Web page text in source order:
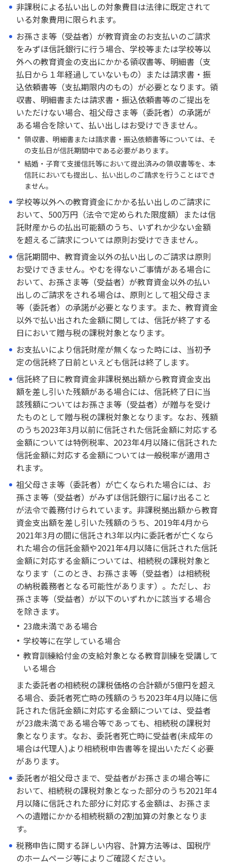
非課税による払い出しの対象費目は法律に既定されて
いる対象費用に限られます。
お孫さま等（受益者）が教育資金のお支払いのご請求
をみずほ信託銀行に行う場合、学校等または学校等以
外への教育資金の支出にかかる領収書等、明細書（支
払日から１年経過していないもの）または請求書・振
込依頼書等（支払期限内のもの）が必要となります。領
収書、明細書または請求書・振込依頼書等のご提出を
いただけない場合、祖父母さま等（委託者）の承諾が
ある場合を除いて、払い出しはお受けできません。
* 領収書、明細書または請求書・振込依頼書等については、そ
の支払日が信託期間中である必要があります。
* 結婚・子育て支援信託等において提出済みの領収書等を、本
信託においても提出し、払い出しのご請求を行うことはでき
ません。
学校等以外への教育資金にかかる払い出しのご請求に
おいて、500万円（法令で定められた限度額）または信
託財産からの払出可能額のうち、いずれか少ない金額
を超えるご請求については原則お受けできません。
信託期間中、教育資金以外の払い出しのご請求は原則
お受けできません。やむを得ないご事情がある場合に
おいて、お孫さま等（受益者）が教育資金以外の払い
出しのご請求をされる場合は、原則として祖父母さま
等（委託者）の承諾が必要となります。また、教育資金
以外で払い出された金額に関しては、信託が終了する
日において贈与税の課税対象となります。
お支払いにより信託財産が無くなった時には、当初予
定の信託終了日前といえども信託は終了します。
信託終了日に教育資金非課税拠出額から教育資金支出
額を差し引いた残額がある場合には、信託終了日に当
該残額についてはお孫さま等（受益者）が贈与を受け
たものとして贈与税の課税対象となります。なお、残額
のうち2023年3月以前に信託された信託金額に対応する
金額については特例税率、2023年4月以降に信託された
信託金額に対応する金額については一般税率が適用さ
れます。
祖父母さま等（委託者）が亡くなられた場合には、お
孫さま等（受益者）がみずほ信託銀行に届け出ること
が法令で義務付けられています。非課税拠出額から教育
資金支出額を差し引いた残額のうち、2019年4月から
2021年3月の間に信託され3年以内に委託者が亡くなら
れた場合の信託金額や2021年4月以降に信託された信託
金額に対応する金額については、相続税の課税対象と
なります（このとき、お孫さま等（受益者）は相続税
の納税義務者となる可能性があります）。ただし、お
孫さま等（受益者）が以下のいずれかに該当する場合
を除きます。
23歳未満である場合
学校等に在学している場合
教育訓練給付金の支給対象となる教育訓練を受講して
いる場合
また委託者の相続税の課税価格の合計額が5億円を超え
る場合、委託者死亡時の残額のうち2023年4月以降に信
託された信託金額に対応する金額については、受益者
が23歳未満である場合等であっても、相続税の課税対
象となります。なお、委託者死亡時に受益者(未成年の
場合は代理人)より相続税申告書等を提出いただく必要
があります。
委託者が祖父母さまで、受益者がお孫さまの場合等に
おいて、相続税の課税対象となった部分のうち2021年4
月以降に信託された部分に対応する金額は、お孫さま
への遺贈にかかる相続税額の2割加算の対象となりま
す。
税務申告に関する詳しい内容、計算方法等は、国税庁
のホームページ等によりご確認ください。